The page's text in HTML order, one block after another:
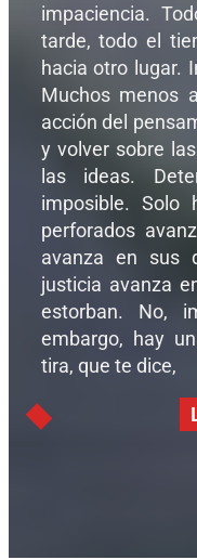
impaciencia.
tarde, todo el
hacia otro lugar.
Muchos menos
acción del
y volver sobre
las ideas.
imposible. Solo
perforados
avanza en sus
justicia avanza
estorban. No,
embargo, hay
tira, que te dice,